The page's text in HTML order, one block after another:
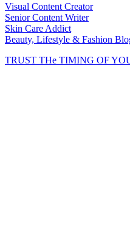
Visual Content Creator
Senior Content Writer
Skin Care Addict
Beauty, Lifestyle & Fashion
TRUST THe TIMING OF